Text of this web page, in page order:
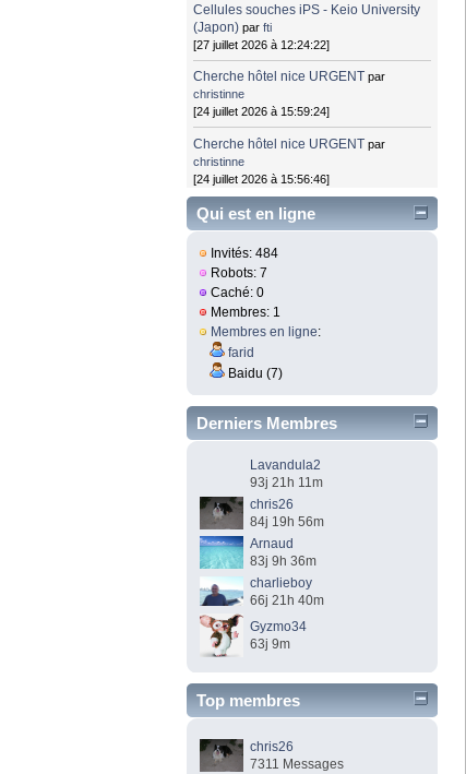
Cellules souches iPS - Keio University
(Japon) parfti
[27 juillet 2026 à 12:24:22]
Cherche hôtel nice URGENT par
christinne
[24 juillet 2026 à 15:59:24]
Cherche hôtel nice URGENT par
christinne
[24 juillet 2026 à 15:56:46]
Qui est en ligne
Invités: 484
Robots: 7
Caché: 0
Membres: 1
Membres en ligne:
farid
Baidu (7)
Derniers Membres
Lavandula2
93j 21h 11m
chris26
84j 19h 56m
Arnaud
83j 9h 36m
charlieboy
66j 21h 40m
Gyzmo34
63j 9m
Top membres
chris26
7311 Messages